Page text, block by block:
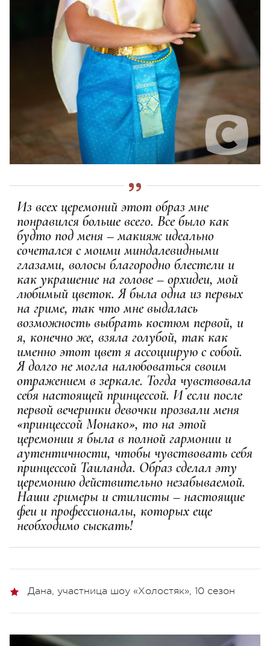
Из всех церемоний этот образ мне
понравился больше всего. Все было как
будто под меня – макияж идеально
сочетался с моими миндалевидными
глазами, волосы благородно блестели и
как украшение на голове – орхидеи, мой
любимый цветок. Я была одна из первых
на гриме, так что мне выдалась
возможность выбрать костюм первой, и
я, конечно же, взяла голубой, так как
именно этот цвет я ассоциирую с собой.
Я долго не могла налюбоваться своим
отражением в зеркале. Тогда чувствовала
себя настоящей принцессой. И если после
первой вечеринки девочки прозвали меня
«принцессой Монако», то на этой
церемонии я была в полной гармонии и
аутентичности, чтобы чувствовать себя
принцессой Таиланда. Образ сделал эту
церемонию действительно незабываемой.
Наши гримеры и стилисты – настоящие
феи и профессионалы, которых еще
необходимо сыскать!
Дана, участница шоу «Холостяк», 10 сезон